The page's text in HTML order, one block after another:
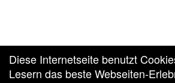
Diese Internetseite benutzt
Lesern das beste Webseiten-